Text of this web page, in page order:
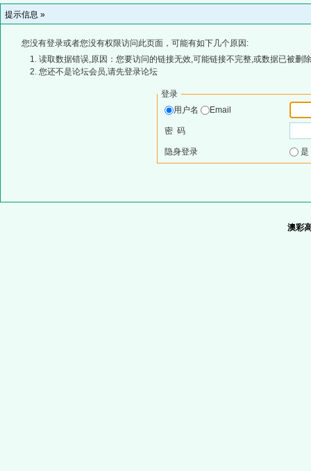
提示信息 »
您没有登录或者您没有权限访问此页面，可能有如下几个原因:
读取数据错误,原因：您要访问的链接无效,可能链接不完整,或数据已被删
您还不是论坛会员,请先登录论坛
登录
用户名
Email
密 码
隐身登录
澳彩